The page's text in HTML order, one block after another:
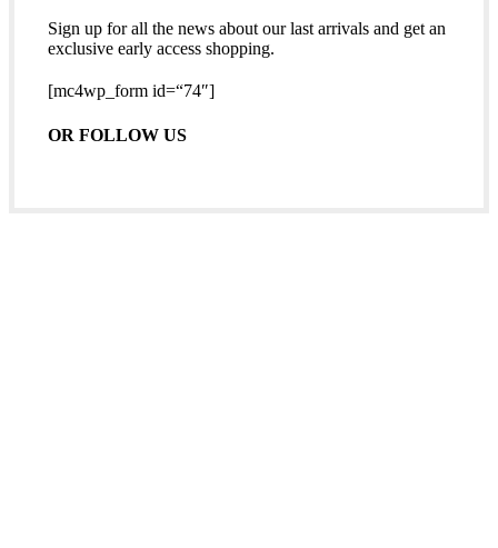
Sign up for all the news about our last arrivals and get an
exclusive early access shopping.
[mc4wp_form id=“74″]
OR FOLLOW US